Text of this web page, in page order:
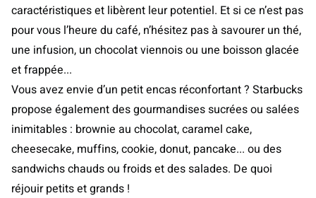
caractéristiques et libèrent leur potentiel. Et si ce n’est pas
pour vous l’heure du café, n’hésitez pas à savourer un thé,
une infusion, un chocolat viennois ou une boisson glacée
et frappée...
Vous avez envie d’un petit encas réconfortant ? Starbucks
propose également des gourmandises sucrées ou salées
inimitables : brownie au chocolat, caramel cake,
cheesecake, muffins, cookie, donut, pancake... ou des
sandwichs chauds ou froids et des salades. De quoi
réjouir petits et grands !